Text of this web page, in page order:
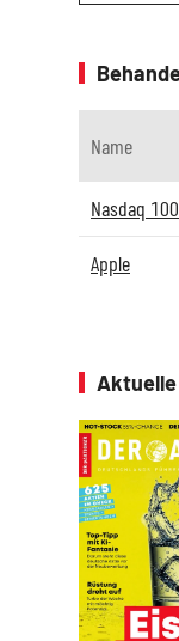
Name
Nasdaq 100
Apple